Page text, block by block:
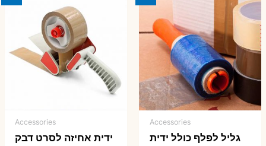
Accessories
גליל לפלף כולל ידית
Accessories
ידית אחיזה לסרט דבק